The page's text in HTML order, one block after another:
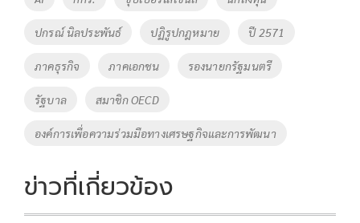
o
k
n
k
ปกรณ์ นิลประพันธ์ ปฏิรูปกฎหมาย ปี 2571
ภาคธุรกิจ ภาคเอกชน รองนายกรัฐมนตรี
รัฐบาล สมาชิก OECD
องค์การเพื่อความร่วมมือทางเศรษฐกิจและการพัฒนา
ข่าวที่เกี่ยวข้อง